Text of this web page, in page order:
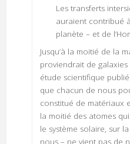
Les transferts
auraient contribué
planète – et de
Jusqu’à la moitié de la
proviendrait de
étude scientifique
que chacun de nous
constitué de matériaux
la moitié des atomes
le système solaire, sur
nous – ne vient pas de